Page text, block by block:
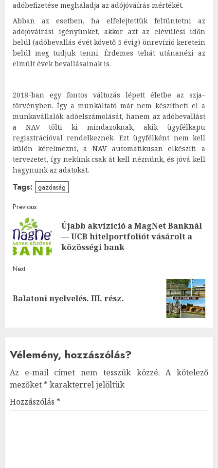
adóbefizetése meghaladja az adójóváírás mértékét.
Abban az esetben, ha elfelejtettük feltüntetni az
adójóváírási igényünket, akkor azt az elévülési időn
belül (adóbevallás évét követő 5 évig) önrevízió keretein
belül meg tudjuk tenni. Érdemes tehát utánanézi az
elmúlt évek bevallásainak is.
2018-ban egy fontos változás lépett életbe az szja–
törvényben. Így a munkáltató már nem készítheti el a
munkavállalók adóelszámolását, hanem az adóbevallást
a NAV tölti ki mindazoknak, akik ügyfélkapu
regisztrációval rendelkeznek. Ezt ügyfélként nem kell
külön kérelmezni, a NAV automatikusan elkészíti a
tervezetet, így nekünk csak át kell néznünk, és jóvá kell
hagynunk az adatokat.
Tags: gazdaság
Post
navigation
Previous
Újabb akvizíció a MagNet Banknál
— UCB hitelportfoliót vásárolt a
közösségi bank
Next
Next
Balatoni nyelvelés. III. rész.
Vélemény, hozzászólás?
Az e-mail címet nem tesszük közzé. A kötelező
mezőket * karakterrel jelöltük
Hozzászólás *